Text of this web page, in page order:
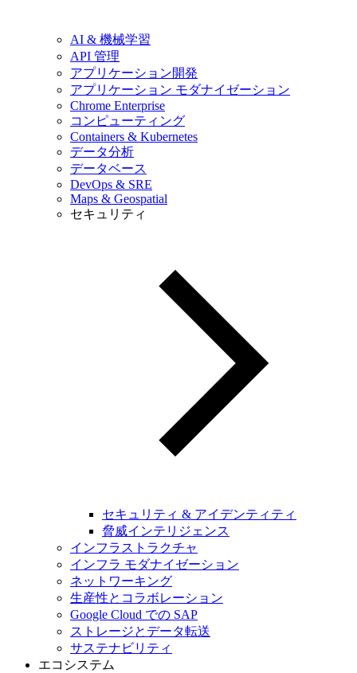
AI & 機械学習
API 管理
アプリケーション開発
アプリケーション モダナイゼーション
Chrome Enterprise
コンピューティング
Containers & Kubernetes
データ分析
データベース
DevOps & SRE
Maps & Geospatial
セキュリティ
セキュリティ & アイデンティティ
脅威インテリジェンス
インフラストラクチャ
インフラ モダナイゼーション
ネットワーキング
生産性とコラボレーション
Google Cloud での SAP
ストレージとデータ転送
サステナビリティ
エコシステム